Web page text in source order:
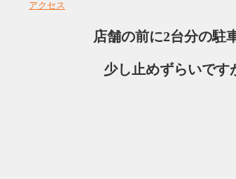
アクセス
店舗の前に2台分の駐
少し止めずらいです